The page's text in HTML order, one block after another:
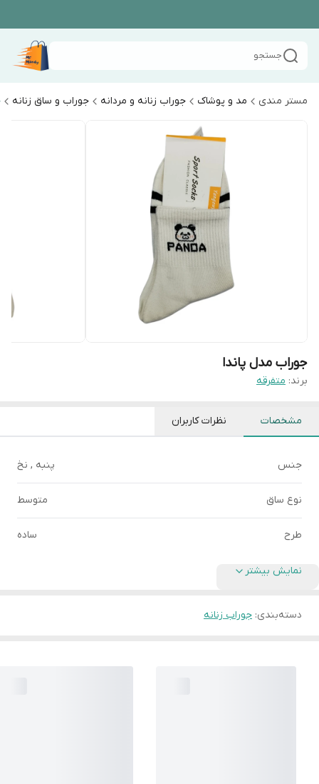
جستجو
مستر مندی مد و پوشاک جوراب زنانه و مردانه جوراب و ساق زنانه
جوراب مدل پاندا
برند: متفرقه
مشخصات نظرات کاربران
جنس پنبه , نخ
نوع ساق متوسط
طرح ساده
نمایش بیشتر
دسته‌بندی: جوراب زنانه